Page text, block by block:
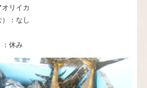
リイカ
：なし
休み